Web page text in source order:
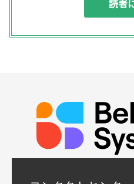
行、その他業務上必要
(3) ご要望いただいた
(4) ダイレクトメール
◆取得する個人データの
所属組織名（会社名・
署、役職、業種、ご
アドレス
当社は下記会社との間